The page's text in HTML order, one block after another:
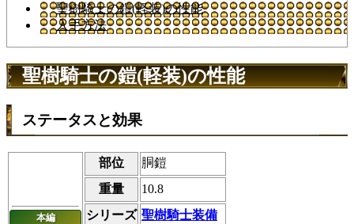
聖樹騎士の鎧(軽装)の性能
入手方法
聖樹騎士の鎧(軽装)の性能
ステータスと効果
本編
部位
胴鎧
重量
10.8
シリーズ 聖樹騎士装備